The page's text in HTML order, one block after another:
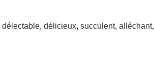
délectable, délicieux, succulent, alléchant,